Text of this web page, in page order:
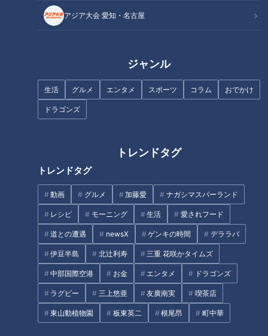
アジア大会 愛知・名古屋
ジャンル
生活 グルメ エンタメ スポーツ コラム おでかけ
ドラゴンズ
トレンドタグ
トレンドタグ
動画 グルメ 加藤愛 ナガシマスパーランド
レシピ モーニング 生活 愛されフード
道との遭遇 newsX ゲンキの時間 デララバ
伊豆半島 北辻利寿 三重 花咲かタイムズ
中部国際空港 お金 エンタメ ドラゴンズ
ラグビー 三上悠亜 友廣南実 喫茶店
東山動植物園 板東英二 根尾昂 町中華
https://www.youtube.com/playlist?
list=PLOn6VYLd8F5ff16b_-eSNPjXtXRkEediT
list=PLOn6VYLd8F5cLDNVVUmuZF4g5cuQK6Cr_
------------------------------------------------------------
-----------
【関連リンク】
🎤「CBCアナウンサー」公式サイト
https://hicbc.com/announcer/
🎤「CBCアナウンサー」公式X(旧Twitter)
https://twitter.com/cbc_announcer
🎤「CBCアナウンサー」公式Instagram
https://www.instagram.com/cbc.announcer/
CBCテレビLINE公式アカウント
https://lin.ee/25iffnNj